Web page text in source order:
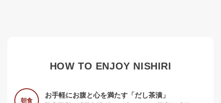
HOW TO ENJOY NISHIRI
朝食
お手軽にお腹と心を満たす「だし茶漬」